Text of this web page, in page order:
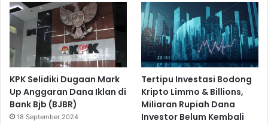
KPK Selidiki Dugaan Mark
Up Anggaran Dana Iklan di
Bank Bjb (BJBR)
18 September 2024
Tertipu Investasi Bodong
Kripto Limmo & Billions,
Miliaran Rupiah Dana
Investor Belum Kembali